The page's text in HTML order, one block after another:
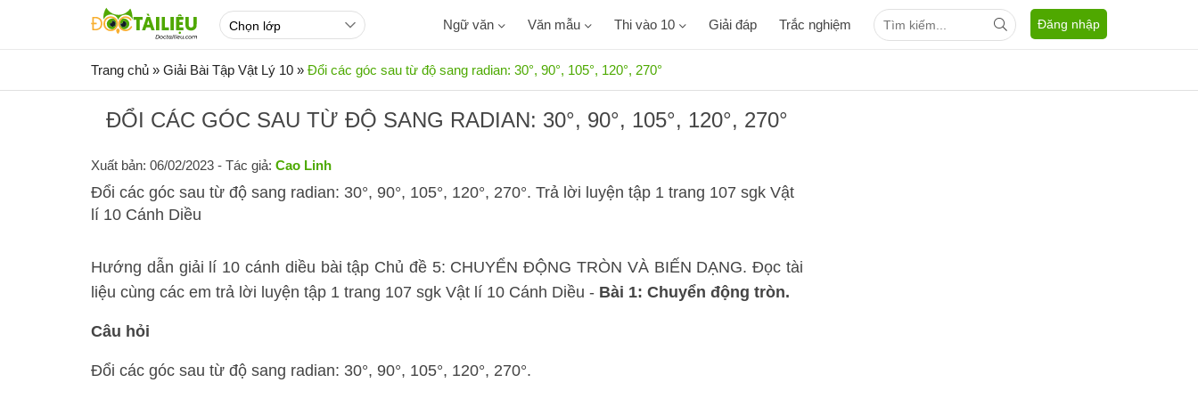
Ngữ văn Văn mẫu Thi vào 10 Giải đáp Trắc nghiệm Đăng nhập
Trang chủ » Giải Bài Tập Vật Lý 10 » Đổi các góc sau từ độ sang radian: 30°, 90°, 105°, 120°, 270°
ĐỔI CÁC GÓC SAU TỪ ĐỘ SANG RADIAN: 30°, 90°, 105°, 120°, 270°
Xuất bản: 06/02/2023 - Tác giả: Cao Linh
Đổi các góc sau từ độ sang radian: 30°, 90°, 105°, 120°, 270°. Trả lời luyện tập 1 trang 107 sgk Vật
lí 10 Cánh Diều
Hướng dẫn giải lí 10 cánh diều bài tập Chủ đề 5: CHUYỂN ĐỘNG TRÒN VÀ BIẾN DẠNG. Đọc tài
liệu cùng các em trả lời luyện tập 1 trang 107 sgk Vật lí 10 Cánh Diều - Bài 1: Chuyển động tròn.
Câu hỏi
Đổi các góc sau từ độ sang radian: 30°, 90°, 105°, 120°, 270°.